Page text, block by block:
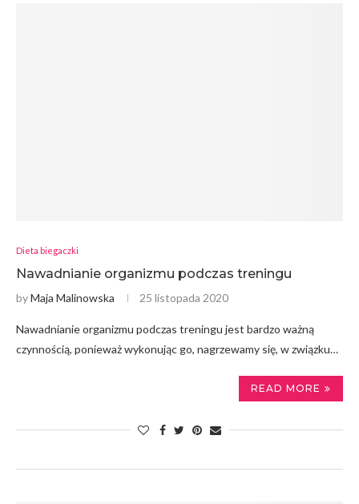
Dieta biegaczki
Nawadnianie organizmu podczas treningu
byMaja Malinowska 25 listopada 2020
Nawadnianie organizmu podczas treningu jest bardzo ważną
czynnością, ponieważ wykonując go, nagrzewamy się, w związku…
READ MORE